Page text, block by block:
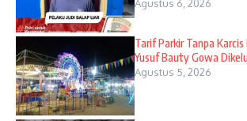
Agustus 6, 2026
Tarif Parkir Tanpa Karcis
Yusuf Bauty Gowa
Agustus 5, 2026